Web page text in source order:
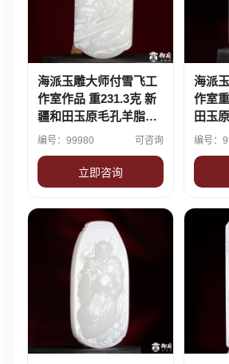
海派玉雕大师付雪飞工
作室作品 重231.3克 新
疆和田玉原毛孔羊脂白
玉籽料摆件 伯牙抚琴·
编号：99980 可咨询
立即咨询
海派
作室
田玉
籽料
编号：